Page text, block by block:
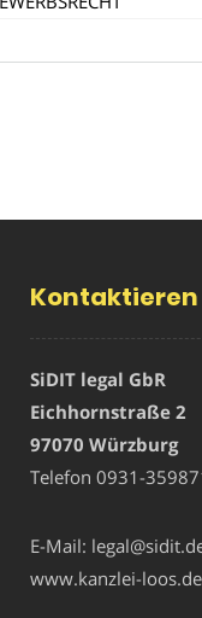
Kontaktieren
SiDIT legal GbR
Eichhornstraße 2
97070 Würzburg
Telefon 0931-
E-Mail:
www.kanzlei-loos.de